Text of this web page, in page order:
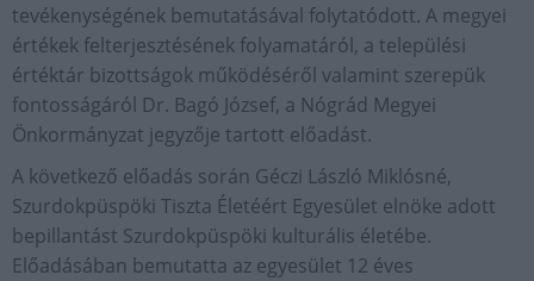
tevékenységének bemutatásával folytatódott. A megyei
értékek felterjesztésének folyamatáról, a települési
értéktár bizottságok működéséről valamint szerepük
fontosságáról Dr. Bagó József, a Nógrád Megyei
Önkormányzat jegyzője tartott előadást.
A következő előadás során Géczi László Miklósné,
Szurdokpüspöki Tiszta Életéért Egyesület elnöke adott
bepillantást Szurdokpüspöki kulturális életébe.
Előadásában bemutatta az egyesület 12 éves